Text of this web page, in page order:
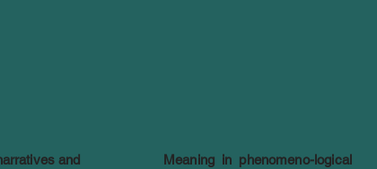
and
Meaning in phenomeno-logical